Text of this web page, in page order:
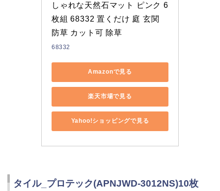
しゃれな天然石マット ピンク 6
枚組 68332 置くだけ 庭 玄関
防草 カット可 除草
68332
Amazonで見る
楽天市場で見る
Yahoo!ショッピングで見る
タイル_プロテック(APNJWD-3012NS)10枚